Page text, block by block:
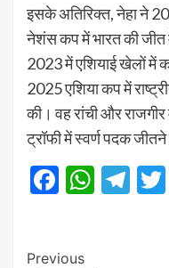
इसके अतिरिक्त, नेहा ने
नेशंस कप में भारत की जीत
2023 में एशियाई खेलों में
2025 एशिया कप में
की। वह रांची और
ट्रॉफी में स्वर्ण पदक जीतने
Post
Previous